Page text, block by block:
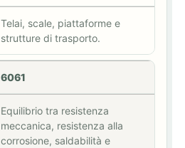
Telai, scale, piattaforme e
strutture di trasporto.
6061
Equilibrio tra resistenza
meccanica, resistenza alla
corrosione, saldabilità e